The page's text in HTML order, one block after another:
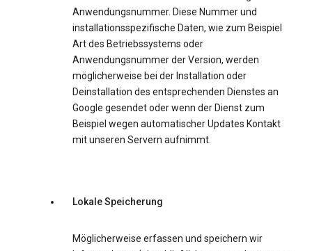
Anwendungsnummer. Diese Nummer und
installationsspezifische Daten, wie zum Beispiel
Art des Betriebssystems oder
Anwendungsnummer der Version, werden
möglicherweise bei der Installation oder
Deinstallation des entsprechenden Dienstes an
Google gesendet oder wenn der Dienst zum
Beispiel wegen automatischer Updates Kontakt
mit unseren Servern aufnimmt.
Lokale Speicherung
Möglicherweise erfassen und speichern wir